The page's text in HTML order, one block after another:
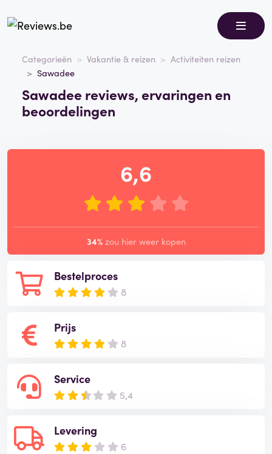
Categorieën Vakantie & reizen
Activiteiten reizen
Sawadee
Sawadee reviews, ervaringen en
beoordelingen
Bestelproces
8
Prijs
8
Service
5,4
Levering
6
6,6
34% zou hier weer kopen